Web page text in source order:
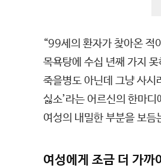
“99세의 환자가 찾아온 적
목욕탕에 수십 년째 가지
죽을병도 아닌데 그냥 사시
싫소’라는 어르신의 한마
여성의 내밀한 부분을 보듬
여성에게 조금 더 가까